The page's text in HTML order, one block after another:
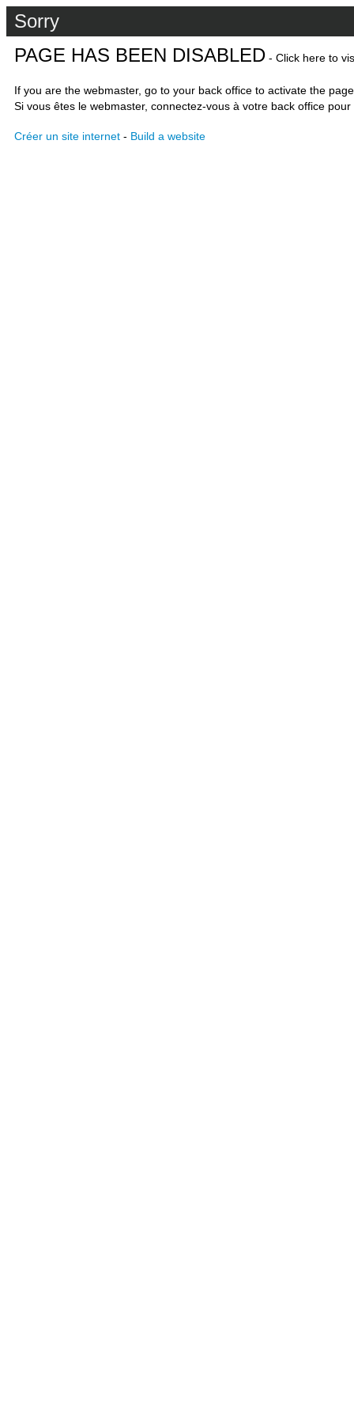
Sorry
PAGE HAS BEEN DISABLED - Click here to
If you are the webmaster, go to your back office to activate the
Si vous êtes le webmaster, connectez-vous à votre back office
Créer un site internet - Build a website